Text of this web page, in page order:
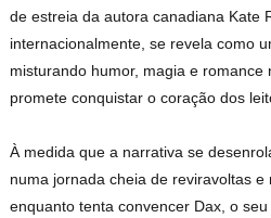
de estreia da autora canadiana Kate
internacionalmente, se revela como
misturando humor, magia e
promete conquistar o coração dos
À medida que a narrativa se
numa jornada cheia de reviravoltas e
enquanto tenta convencer Dax, o